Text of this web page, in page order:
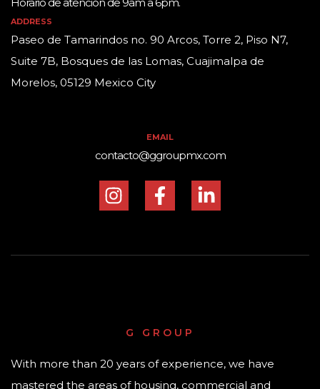
ADDRESS
Paseo de Tamarindos no. 90 Arcos, Torre 2, Piso N7,
Suite 7B, Bosques de las Lomas, Cuajimalpa de
Morelos, 05129 Mexico City
EMAIL
contacto@ggroupmx.com
G GROUP
With more than 20 years of experience, we have
mastered the areas of housing, commercial and